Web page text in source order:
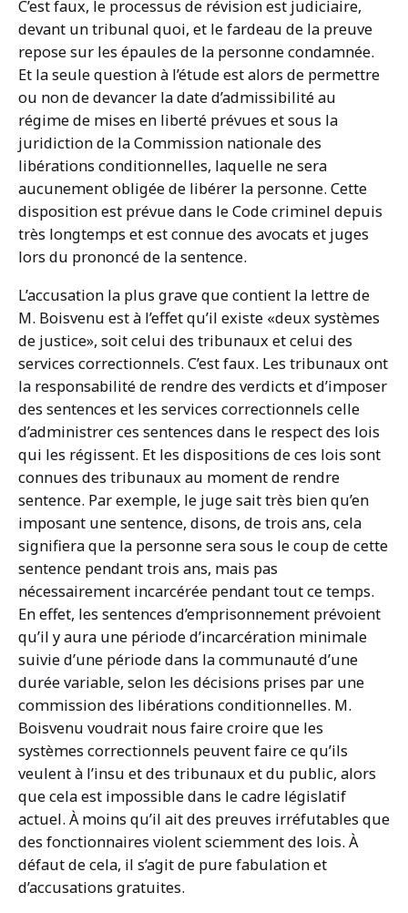
C’est faux, le processus de révision est judiciaire,
devant un tribunal quoi, et le fardeau de la preuve
repose sur les épaules de la personne condamnée.
Et la seule question à l’étude est alors de permettre
ou non de devancer la date d’admissibilité au
régime de mises en liberté prévues et sous la
juridiction de la Commission nationale des
libérations conditionnelles, laquelle ne sera
aucunement obligée de libérer la personne. Cette
disposition est prévue dans le Code criminel depuis
très longtemps et est connue des avocats et juges
lors du prononcé de la sentence.
L’accusation la plus grave que contient la lettre de
M. Boisvenu est à l’effet qu’il existe «deux systèmes
de justice», soit celui des tribunaux et celui des
services correctionnels. C’est faux. Les tribunaux ont
la responsabilité de rendre des verdicts et d’imposer
des sentences et les services correctionnels celle
d’administrer ces sentences dans le respect des lois
qui les régissent. Et les dispositions de ces lois sont
connues des tribunaux au moment de rendre
sentence. Par exemple, le juge sait très bien qu’en
imposant une sentence, disons, de trois ans, cela
signifiera que la personne sera sous le coup de cette
sentence pendant trois ans, mais pas
nécessairement incarcérée pendant tout ce temps.
En effet, les sentences d’emprisonnement prévoient
qu’il y aura une période d’incarcération minimale
suivie d’une période dans la communauté d’une
durée variable, selon les décisions prises par une
commission des libérations conditionnelles. M.
Boisvenu voudrait nous faire croire que les
systèmes correctionnels peuvent faire ce qu’ils
veulent à l’insu et des tribunaux et du public, alors
que cela est impossible dans le cadre législatif
actuel. À moins qu’il ait des preuves irréfutables que
des fonctionnaires violent sciemment des lois. À
défaut de cela, il s’agit de pure fabulation et
d’accusations gratuites.